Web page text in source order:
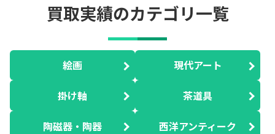
買取実績のカテゴリ一覧
絵画 現代アート
掛け軸 茶道具
陶磁器・陶器 西洋アンティーク